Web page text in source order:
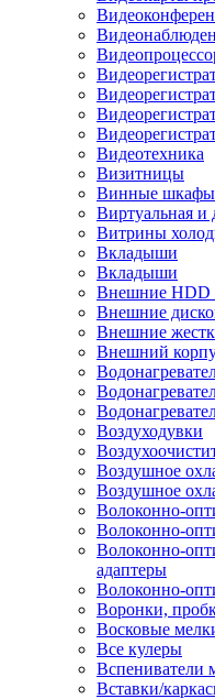
Видеотехника
Визитницы
Винные шкафы
Виртуальная и
Витрины
Вкладыши
Вкладыши
Внешние HDD
Внешние
Внешние
Внешний
Воздуходувки
Воздушное
Воздушное
Волоконно-
Волоконно-
Волоконно-
адаптеры
Волоконно-
Воронки,
Восковые
Все кулеры
Вспениватели
Вставки/